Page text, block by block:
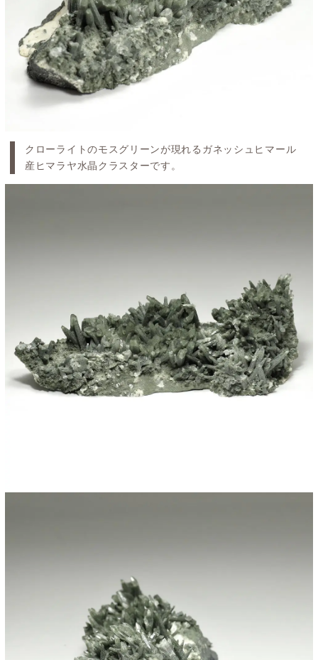
クローライトのモスグリーンが現れるガネッシュヒマール
産ヒマラヤ水晶クラスターです。